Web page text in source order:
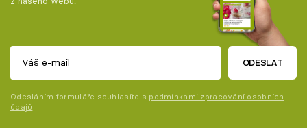
ODESLAT
Odesláním formuláře souhlasíte s podmínkami zpracování osobních
údajů